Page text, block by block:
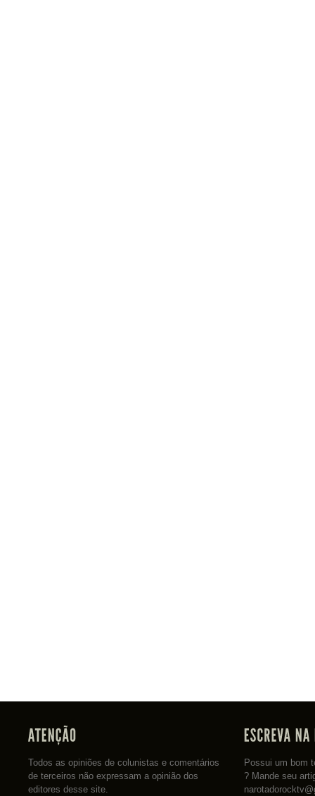
Todos as opiniões de colunistas e comentários
de terceiros não expressam a opinião dos
editores desse site.
Possui um bom
? Mande seu